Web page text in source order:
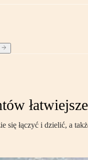
się łączyć i dzielić, a